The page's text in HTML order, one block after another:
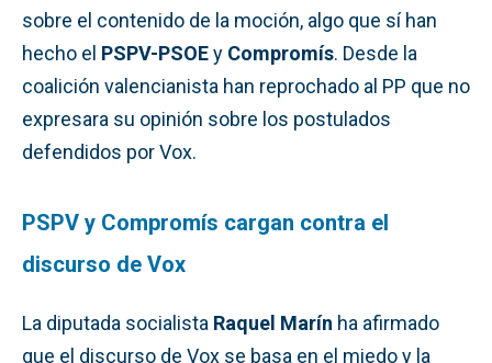
sobre el contenido de la moción, algo que sí han
hecho el PSPV-PSOEy Compromís. Desde la
coalición valencianista han reprochado al PP que no
expresara su opinión sobre los postulados
defendidos por Vox.
PSPV y Compromís cargan contra el
discurso de Vox
La diputada socialista Raquel Marín ha afirmado
que el discurso de Vox se basa en el miedo y la